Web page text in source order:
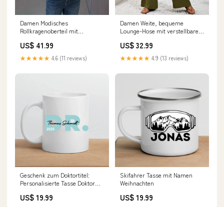
Damen Modisches
Rollkragenoberteil mit
shop5u075u1000h16
US$ 41.99
★★★★★ 4.6 (11 reviews)
Damen Weite, bequeme
Lounge-Hose mit verstellbarem
US$ 32.99
★★★★★ 4.9 (13 reviews)
Geschenk zum Doktortitel:
Personalisierte Tasse Doktor
US$ 19.99
Skifahrer Tasse mit Namen
Weihnachten
US$ 19.99